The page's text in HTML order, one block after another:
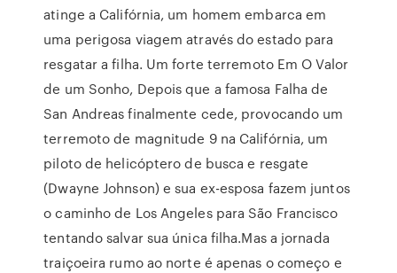
atinge a Califórnia, um homem embarca em
uma perigosa viagem através do estado para
resgatar a filha. Um forte terremoto Em O Valor
de um Sonho, Depois que a famosa Falha de
San Andreas finalmente cede, provocando um
terremoto de magnitude 9 na Califórnia, um
piloto de helicóptero de busca e resgate
(Dwayne Johnson) e sua ex-esposa fazem juntos
o caminho de Los Angeles para São Francisco
tentando salvar sua única filha.Mas a jornada
traiçoeira rumo ao norte é apenas o começo e